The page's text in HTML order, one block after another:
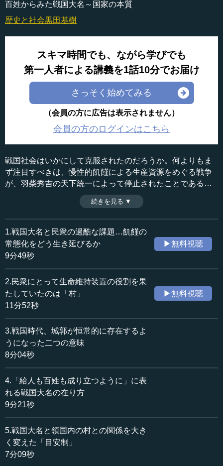
百姓からみた戦国大名～国家の本質
歴史と社会黒田基樹
スキマ時間でも、ながら学びでも
第一人者による講義を1話10分でお届け
さっそく始めてみる
（会員の方に広告は表示されません）
会員の方のログインはこちら
戦国社会はいかにして克服されたのだろうか。何よりもま
ず注目すべきは、慢性的飢饉による生産資源をめぐる戦争
が、羽柴秀吉の天下統一によって停止されたことである。
その後、17世紀に入り、江戸幕府や諸国の大名が構造改革
を進めていく。そうして、戦争が起こらない環境がつくり
出され、飢饉の際には大名による公的な融資が確立してい
った。（全8話中第8話）
収録日：2019年3月20日
追加日：2019年11月6日
カテゴリー：
歴史・民族
≪全文≫
●共同負担による公共事業の萌芽
戦国大名と村との関係の変化についてもう一つ取り上げ
降の天正年間には、それまで戦争負担のために各村に賦課
をしていた大普請役が、広域的な治水事業に転用されてい
きました。大普請役は、軍事施設である城郭の維持修築の
ために充てられる労働力負担だったのですが、それが公共
事業に転用されていったのです。
それまで、公共事業は受益者負担でした。基本的には利
い、工事を行っていました。しかし、この時期になると、
そうした公共事業に、戦争負担が転用されていったので
す。
続きを見る ▼
1.戦国大名と民衆の過酷な課題…飢饉の
常態化をどう生き延びるか
9分49秒
▶無料視聴
2.民衆にとって生命維持装置の役割を果
たしていたのは「村」
11分52秒
▶無料視聴
3.戦国時代、城郭が恒常的に存在するよ
うになった二つの意味
8分04秒
4.「給人も百姓も成り立つように」に表
れる戦国大名の在り方
9分21秒
5.戦国大名と領国内の村との関係を大き
く変えた「目安制」
7分09秒